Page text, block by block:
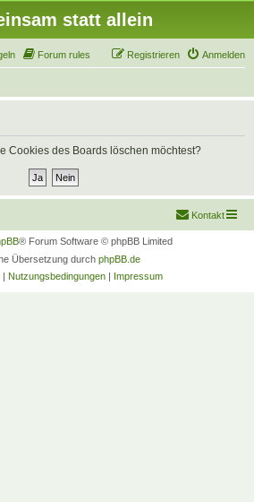
statt allein
Forum rules Anmelden
Registrieren
Cookies des Boards löschen möchtest?
Kontakt
® Forum Software © phpBB Limited
Übersetzung durch phpBB.de
| Nutzungsbedingungen | Impressum